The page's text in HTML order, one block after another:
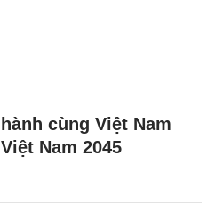
cùng Việt Nam
Nam 2045